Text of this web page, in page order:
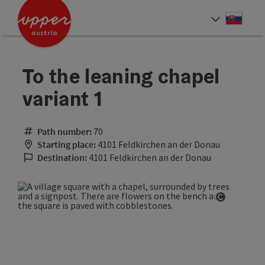
Accesskey
Accesskey
To the leaning chapel
variant 1
Path number: 70
Starting place: 4101 Feldkirchen an der Donau
Destination: 4101 Feldkirchen an der Donau